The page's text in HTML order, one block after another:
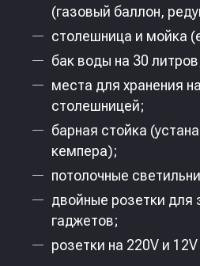
(газовый баллон,
столешница и мойка
бак воды на 30
места для хранения
столешницей;
барная стойка
кемпера);
потолочные
двойные розетки для
гаджетов;
розетки на 220V и